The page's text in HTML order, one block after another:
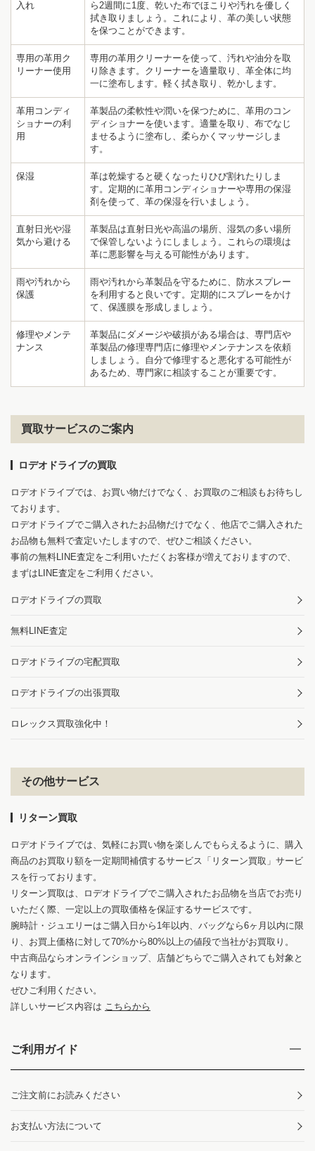
入れ
ら2週間に1度、乾いた布でほこりや汚れを優しく
拭き取りましょう。これにより、革の美しい状態
を保つことができます。
専用の革用ク
リーナー使用
専用の革用クリーナーを使って、汚れや油分を取
り除きます。クリーナーを適量取り、革全体に均
一に塗布します。軽く拭き取り、乾かします。
革用コンディ
ショナーの利
用
革製品の柔軟性や潤いを保つために、革用のコン
ディショナーを使います。適量を取り、布でなじ
ませるように塗布し、柔らかくマッサージしま
す。
保湿
革は乾燥すると硬くなったりひび割れたりしま
す。定期的に革用コンディショナーや専用の保湿
剤を使って、革の保湿を行いましょう。
直射日光や湿
気から避ける
革製品は直射日光や高温の場所、湿気の多い場所
で保管しないようにしましょう。これらの環境は
革に悪影響を与える可能性があります。
雨や汚れから
保護
雨や汚れから革製品を守るために、防水スプレー
を利用すると良いです。定期的にスプレーをかけ
て、保護膜を形成しましょう。
修理やメンテ
ナンス
革製品にダメージや破損がある場合は、専門店や
革製品の修理専門店に修理やメンテナンスを依頼
しましょう。自分で修理すると悪化する可能性が
あるため、専門家に相談することが重要です。
買取サービスのご案内
ロデオドライブの買取
ロデオドライブでは、お買い物だけでなく、お買取のご相談もお待ちし
ております。
ロデオドライブでご購入されたお品物だけでなく、他店でご購入された
お品物も無料で査定いたしますので、ぜひご相談ください。
事前の無料LINE査定をご利用いただくお客様が増えておりますので、
まずはLINE査定をご利用ください。
ロデオドライブの買取
無料LINE査定
ロデオドライブの宅配買取
ロデオドライブの出張買取
ロレックス買取強化中！
その他サービス
リターン買取
ロデオドライブでは、気軽にお買い物を楽しんでもらえるように、購入
商品のお買取り額を一定期間補償するサービス「リターン買取」サービ
スを行っております。
リターン買取は、ロデオドライブでご購入されたお品物を当店でお売り
いただく際、一定以上の買取価格を保証するサービスです。
腕時計・ジュエリーはご購入日から1年以内、バッグなら6ヶ月以内に限
り、お買上価格に対して70%から80%以上の値段で当社がお買取り。
中古商品ならオンラインショップ、店舗どちらでご購入されても対象と
なります。
ぜひご利用ください。
詳しいサービス内容は こちらから
ご利用ガイド
ご注文前にお読みください
お支払い方法について
1 9